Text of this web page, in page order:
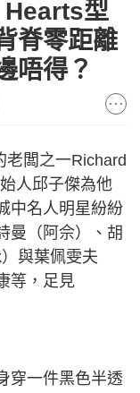
Hearts型
脊零距離
唔得？
老闆之一Richard
人邱子傑為他
中名人明星紛紛
曼（阿佘）、胡
與葉佩雯夫
等，足見
穿一件黑色半透